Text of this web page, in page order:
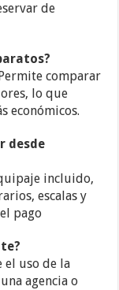
de
comparar
lo que
económicos.
desde
incluido,
escalas y
pago
el uso de la
agencia o